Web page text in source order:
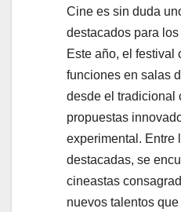
Cine es sin duda
destacados para
Este año, el festival
funciones en salas
desde el tradicional
propuestas
experimental. Entre
destacadas, se
cineastas
nuevos talentos